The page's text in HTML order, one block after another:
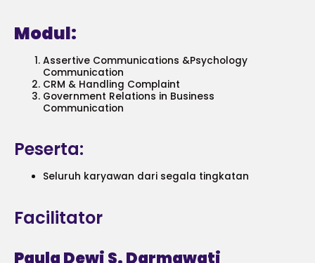
Modul:
Assertive Communications &Psychology
Communication
CRM & Handling Complaint
Government Relations in Business
Communication
Peserta:
Seluruh karyawan dari segala tingkatan
Facilitator
Paula Dewi S. Darmawati